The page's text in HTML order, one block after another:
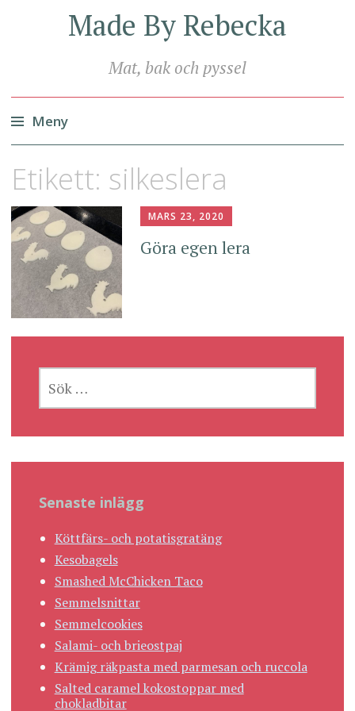
Made By Rebecka
Mat, bak och pyssel
Meny
till
Etikett: silkeslera
MARS 23, 2020
Göra egen lera
EFTER:
Senaste inlägg
Köttfärs- och potatisgratäng
Kesobagels
Smashed McChicken Taco
Semmelsnittar
Semmelcookies
Salami- och brieostpaj
Krämig räkpasta med parmesan och ruccola
Salted caramel kokostoppar med
chokladbitar